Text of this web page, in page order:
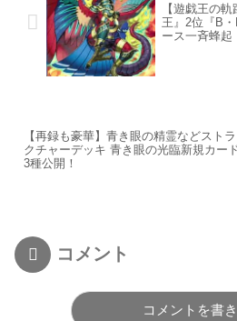
【遊戯王の
王』2位『B
ース一斉蜂起
【再録も豪華】青き眼の精霊などストラ
クチャーデッキ 青き眼の光臨新規カー
3種公開！
コメント
コメントを書